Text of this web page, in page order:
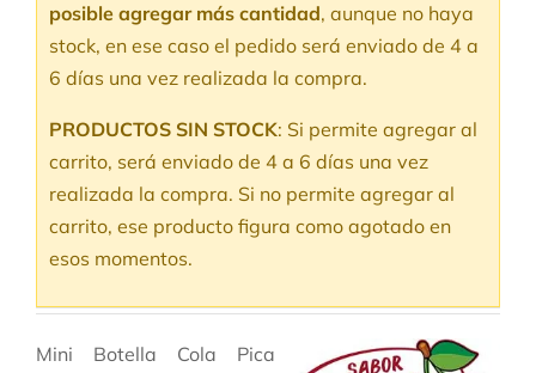
posible agregar más cantidad, aunque no haya
stock, en ese caso el pedido será enviado de 4 a
6 días una vez realizada la compra.
PRODUCTOS SIN STOCK: Si permite agregar al
carrito, será enviado de 4 a 6 días una vez
realizada la compra. Si no permite agregar al
carrito, ese producto figura como agotado en
esos momentos.
Mini Botella Cola Pica